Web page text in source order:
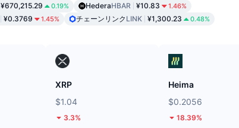
¥670,215.29 0.19% HederaHBAR ¥10.83 1.46%
¥0.3769 1.45% チェーンリンク LINK ¥1,300.23 0.48%
XRP
$1.04
3.3%
Heima
$0.2056
18.39%